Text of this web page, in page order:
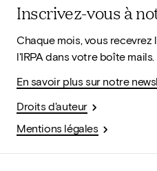
Inscrivez-vous à
Chaque mois, vous
l'IRPA dans votre boîte mails.
En savoir plus sur notre
Droits d'auteur
Mentions légales